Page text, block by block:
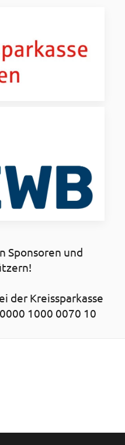
Sponsoren und
der Kreissparkasse
1000 0070 10